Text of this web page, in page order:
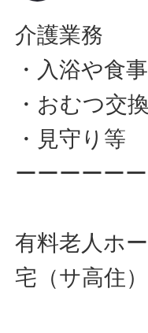
介護業務
・入浴や食
・おむつ交換
・見守り等
ーーーーー
有料老人ホ
宅（サ高住